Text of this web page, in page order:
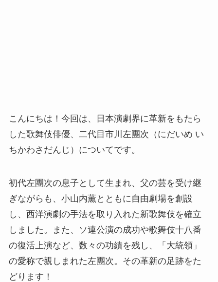
こんにちは！今回は、日本演劇界に革新をもたら
した歌舞伎俳優、二代目市川左團次（にだいめ い
ちかわさだんじ）についてです。
初代左團次の息子として生まれ、父の芸を受け継
ぎながらも、小山内薫とともに自由劇場を創設
し、西洋演劇の手法を取り入れた新歌舞伎を確立
しました。また、ソ連公演の成功や歌舞伎十八番
の復活上演など、数々の功績を残し、「大統領」
の愛称で親しまれた左團次。その革新の足跡をた
どります！